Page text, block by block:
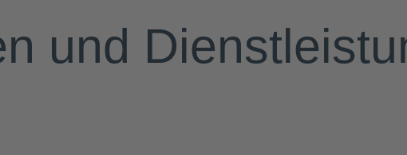
und